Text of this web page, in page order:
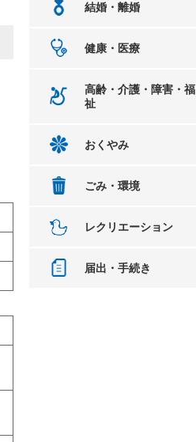
結婚・離婚
健康・医療
高齢・介護・障害・福
祉
おくやみ
ごみ・環境
レクリエーション
届出・手続き